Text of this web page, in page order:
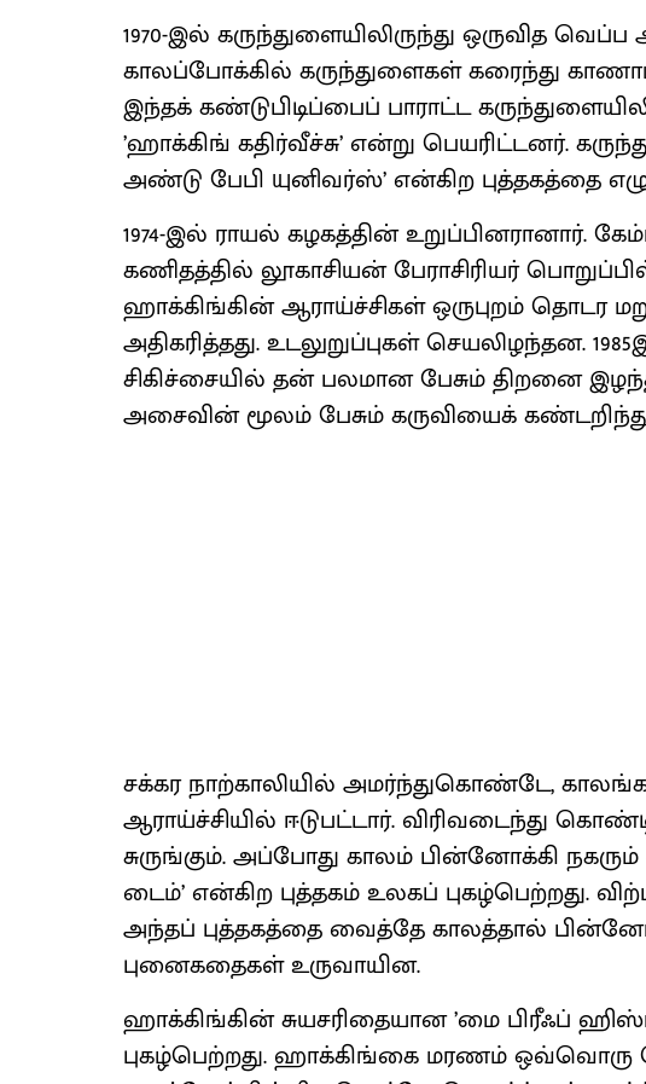
1970-இல் கருந்துளையிலிருந்து ஒருவித
காலப்போக்கில் கருந்துளைகள் கரைந்து
இந்தக் கண்டுபிடிப்பைப் பாராட்ட
’ஹாக்கிங் கதிர்வீச்சு’ என்று பெயரிட்டனர்.
அண்டு பேபி யுனிவர்ஸ்’ என்கிற புத்தகத்தை
1974-இல் ராயல் கழகத்தின் உறுப்பினரானார்.
கணிதத்தில் லூகாசியன் பேராசிரியர்
ஹாக்கிங்கின் ஆராய்ச்சிகள் ஒருபுறம் தொடர
அதிகரித்தது. உடலுறுப்புகள் செயலிழந்தன.
சிகிச்சையில் தன் பலமான பேசும் திறனை
அசைவின் மூலம் பேசும் கருவியைக்
சக்கர நாற்காலியில் அமர்ந்துகொண்டே,
ஆராய்ச்சியில் ஈடுபட்டார். விரிவடைந்து
சுருங்கும். அப்போது காலம் பின்னோக்கி
டைம்’ என்கிற புத்தகம் உலகப் புகழ்பெற்றது.
அந்தப் புத்தகத்தை வைத்தே காலத்தால்
புனைகதைகள் உருவாயின.
ஹாக்கிங்கின் சுயசரிதையான ’மை பிரீஃப்
புகழ்பெற்றது. ஹாக்கிங்கை மரணம் ஒவ்வொரு